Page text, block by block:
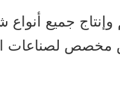
لصناعات البيع